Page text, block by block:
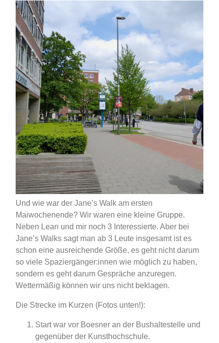
Und wie war der Jane’s Walk am ersten
Maiwochenende? Wir waren eine kleine Gruppe.
Neben Lean und mir noch 3 Interessierte. Aber bei
Jane’s Walks sagt man ab 3 Leute insgesamt ist es
schon eine ausreichende Größe, es geht nicht darum
so viele Spaziergänger:innen wie möglich zu haben,
sondern es geht darum Gespräche anzuregen.
Wettermäßig können wir uns nicht beklagen.
Die Strecke im Kurzen (Fotos unten!):
Start war vor Boesner an der Bushaltestelle und
gegenüber der Kunsthochschule.